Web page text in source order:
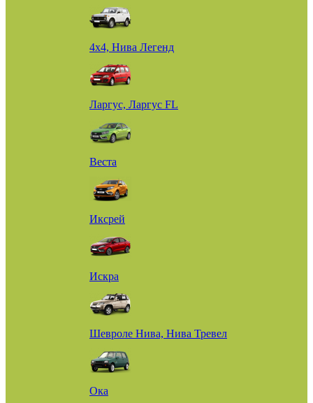
4х4, Нива Легенд
Ларгус, Ларгус FL
Веста
Иксрей
Искра
Шевроле Нива, Нива Тревел
Ока